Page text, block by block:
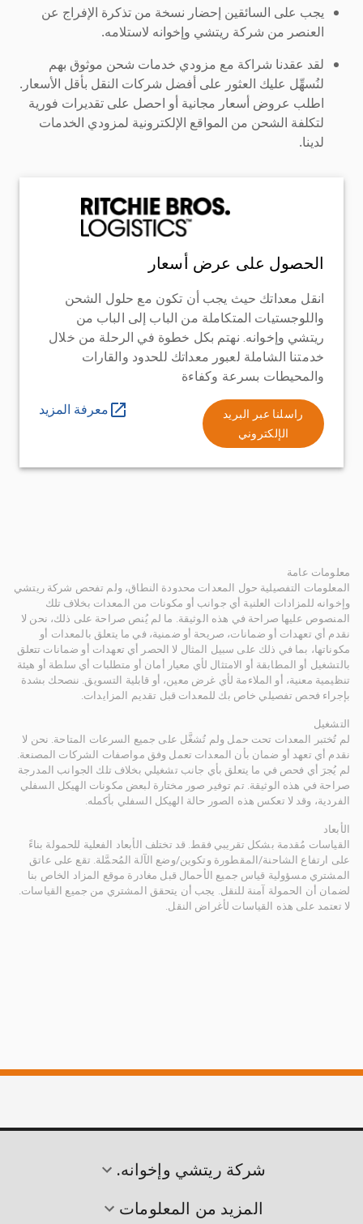
يجب على السائقين إحضار نسخة من تذكرة الإفراج عن
العنصر من شركة ريتشي وإخوانه لاستلامه.
لقد عقدنا شراكة مع مزودي خدمات شحن موثوق بهم
لنُسهِّل عليك العثور على أفضل شركات النقل بأقل الأسعار.
اطلب عروض أسعار مجانية أو احصل على تقديرات فورية
لتكلفة الشحن من المواقع الإلكترونية لمزودي الخدمات
لدينا.
الحصول على عرض أسعار
انقل معداتك حيث يجب أن تكون مع حلول الشحن
واللوجستيات المتكاملة من الباب إلى الباب من
ريتشي وإخوانه. نهتم بكل خطوة في الرحلة من خلال
خدمتنا الشاملة لعبور معداتك للحدود والقارات
والمحيطات بسرعة وكفاءة
راسلنا عبر البريد
الإلكتروني
معرفة المزيد
معلومات عامة
المعلومات التفصيلية حول المعدات محدودة النطاق، ولم تفحص شركة ريتشي
وإخوانه للمزادات العلنية أي جوانب أو مكونات من المعدات بخلاف تلك
المنصوص عليها صراحة في هذه الوثيقة. ما لم يُنص صراحة على ذلك، نحن لا
نقدم أي تعهدات أو ضمانات، صريحة أو ضمنية، في ما يتعلق بالمعدات أو
مكوناتها، بما في ذلك على سبيل المثال لا الحصر أي تعهدات أو ضمانات تتعلق
بالتشغيل أو المطابقة أو الامتثال لأي معيار أمان أو متطلبات أي سلطة أو هيئة
تنظيمية معنية، أو الملاءمة لأي غرض معين، أو قابلية التسويق. ننصحك بشدة
بإجراء فحص تفصيلي خاص بك للمعدات قبل تقديم المزايدات.
التشغيل
لم تُختبر المعدات تحت حمل ولم تُشغَّل على جميع السرعات المتاحة. نحن لا
نقدم أي تعهد أو ضمان بأن المعدات تعمل وفق مواصفات الشركات المصنعة.
لم يُجرَ أي فحص في ما يتعلق بأي جانب تشغيلي بخلاف تلك الجوانب المدرجة
صراحة في هذه الوثيقة. تم توفير صور مختارة لبعض مكونات الهيكل السفلي
الفردية، وقد لا تعكس هذه الصور حالة الهيكل السفلي بأكمله.
الأبعاد
القياسات مُقدمة بشكل تقريبي فقط. قد تختلف الأبعاد الفعلية للحمولة بناءً
على ارتفاع الشاحنة/المقطورة وتكوين/وضع الآلة المُحمَّلة. تقع على عاتق
المشتري مسؤولية قياس جميع الأحمال قبل مغادرة موقع المزاد الخاص بنا
لضمان أن الحمولة آمنة للنقل. يجب أن يتحقق المشتري من جميع القياسات.
لا تعتمد على هذه القياسات لأغراض النقل.
شركة ريتشي وإخوانه.
المزيد من المعلومات